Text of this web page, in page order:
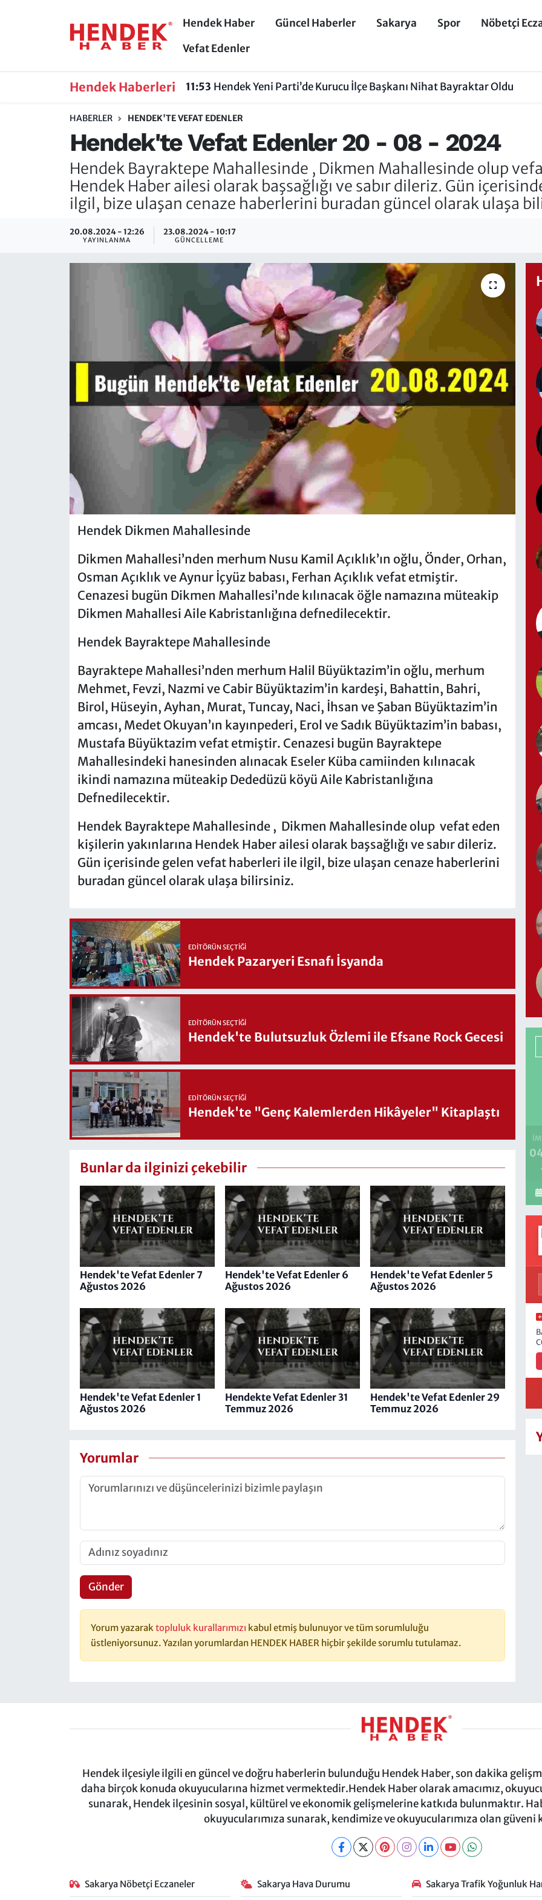
Hendek Haber Güncel Haberler Sakarya Spor
Nöbetçi
Vefat Edenler
Hendek Haberleri 11:53 Hendek Yeni Parti’de Kurucu İlçe Başkanı Nihat Bayraktar Oldu
HABERLER HENDEK'TE VEFAT EDENLER
Hendek'te Vefat Edenler 20 - 08 - 2024
Hendek Bayraktepe Mahallesinde , Dikmen Mahallesinde olup
Hendek Haber ailesi olarak başsağlığı ve sabır dileriz. Gün
ilgil, bize ulaşan cenaze haberlerini buradan güncel olarak ulaşa
20.08.2024 - 12:26
YAYINLANMA
23.08.2024 - 10:17
GÜNCELLEME
Hendek Dikmen Mahallesinde
Dikmen Mahallesi’nden merhum Nusu Kamil Açıklık’ın oğlu, Önder, Orhan,
Osman Açıklık ve Aynur İçyüz babası, Ferhan Açıklık vefat etmiştir.
Cenazesi bugün Dikmen Mahallesi’nde kılınacak öğle namazına müteakip
Dikmen Mahallesi Aile Kabristanlığına defnedilecektir.
Hendek Bayraktepe Mahallesinde
Bayraktepe Mahallesi’nden merhum Halil Büyüktazim’in oğlu, merhum
Mehmet, Fevzi, Nazmi ve Cabir Büyüktazim’in kardeşi, Bahattin, Bahri,
Birol, Hüseyin, Ayhan, Murat, Tuncay, Naci, İhsan ve Şaban Büyüktazim’in
amcası, Medet Okuyan’ın kayınpederi, Erol ve Sadık Büyüktazim’in babası,
Mustafa Büyüktazim vefat etmiştir. Cenazesi bugün Bayraktepe
Mahallesindeki hanesinden alınacak Eseler Küba camiinden kılınacak
ikindi namazına müteakip Dededüzü köyü Aile Kabristanlığına
Defnedilecektir.
Hendek Bayraktepe Mahallesinde , Dikmen Mahallesinde olup vefat eden
kişilerin yakınlarına Hendek Haber ailesi olarak başsağlığı ve sabır dileriz.
Gün içerisinde gelen vefat haberleri ile ilgil, bize ulaşan cenaze haberlerini
buradan güncel olarak ulaşa bilirsiniz.
EDITÖRÜN SEÇTIĞI
Hendek Pazaryeri Esnafı İsyanda
EDITÖRÜN SEÇTIĞI
Hendek'te Bulutsuzluk Özlemi ile Efsane Rock Gecesi
EDITÖRÜN SEÇTIĞI
Hendek'te "Genç Kalemlerden Hikâyeler" Kitaplaştı
Bunlar da ilginizi çekebilir
Hendek'te Vefat Edenler 7
Ağustos 2026
Hendek'te Vefat Edenler 6
Ağustos 2026
Hendek'te Vefat Edenler 5
Ağustos 2026
Hendek'te Vefat Edenler 1
Ağustos 2026
Hendekte Vefat Edenler 31
Temmuz 2026
Hendek'te Vefat Edenler 29
Temmuz 2026
Yorumlar
Gönder
Yorum yazaraktopluluk kurallarımızı kabul etmiş bulunuyor ve tüm sorumluluğu
üstleniyorsunuz. Yazılan yorumlardan HENDEK HABER hiçbir şekilde sorumlu tutulamaz.
Hendek ilçesiyle ilgili en güncel ve doğru haberlerin bulunduğu Hendek Haber, son dakika
daha birçok konuda okuyucularına hizmet vermektedir.Hendek Haber olarak amacımız,
sunarak, Hendek ilçesinin sosyal, kültürel ve ekonomik gelişmelerine katkıda bulunmaktır.
okuyucularımıza sunarak, kendimize ve okuyucularımıza olan güveni
Sakarya Nöbetçi Eczaneler Sakarya Hava Durumu Sakarya Trafik Yoğunluk
Hendek Haber
Nöbetçi Eczaneler
Vefat Edenler
Hendek Haber
Sakarya
Hakkında
Hendek Haber Reklam Servisi
İletişim
Sakarya Nöbetçi Eczaneler
Süper Lig Puan Durumu ve Fikstür
Tüm Manşetler
Son Dakika Haberleri
Haber Arşivi